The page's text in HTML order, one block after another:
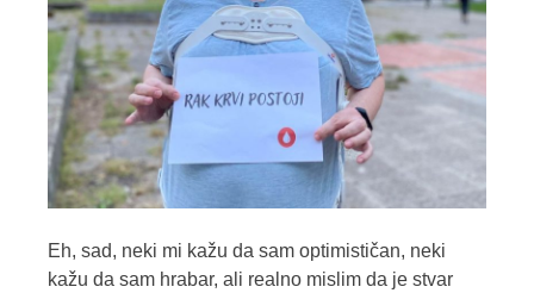
Eh, sad, neki mi kažu da sam optimističan, neki
kažu da sam hrabar, ali realno mislim da je stvar